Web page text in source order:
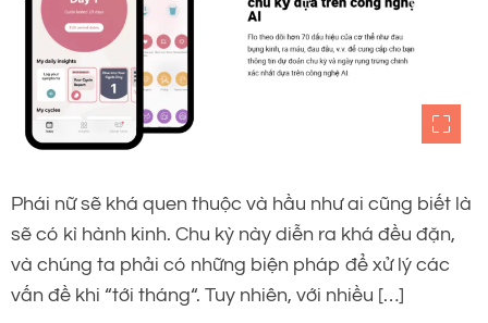
Phái nữ sẽ khá quen thuộc và hầu như ai cũng biết là
sẽ có kì hành kinh. Chu kỳ này diễn ra khá đều đặn,
và chúng ta phải có những biện pháp để xử lý các
vấn đề khi “tới tháng“. Tuy nhiên, với nhiều […]